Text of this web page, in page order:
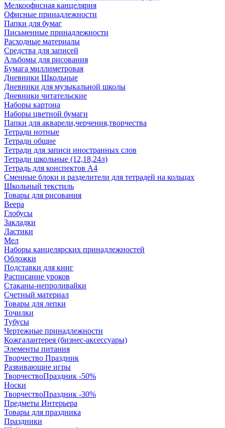
Мелкоофисная канцелярия
Офисные принадлежности
Папки для бумаг
Письменные принадлежности
Расходные материалы
Средства для записей
Альбомы для рисования
Бумага миллиметровая
Дневники Школьные
Дневники для музыкальной школы
Дневники читательские
Наборы картона
Наборы цветной бумаги
Папки для акварели,черчения,творчества
Тетради нотные
Тетради общие
Тетради для записи иностранных слов
Тетради школьные (12,18,24л)
Тетрадь для конспектов А4
Сменные блоки и разделители для тетрадей на кольцах
Школьный текстиль
Товары для рисования
Веера
Глобусы
Закладки
Ластики
Мел
Наборы канцелярских принадлежностей
Обложки
Подставки для книг
Расписание уроков
Стаканы-непроливайки
Счетный материал
Товары для лепки
Точилки
Тубусы
Чертежные принадлежности
Кожгалантерея (бизнес-аксессуары)
Элементы питания
Творчество Праздник
Развивающие игры
ТворчествоПраздник -50%
Носки
ТворчествоПраздник -30%
Предметы Интерьера
Товары для праздника
Праздники